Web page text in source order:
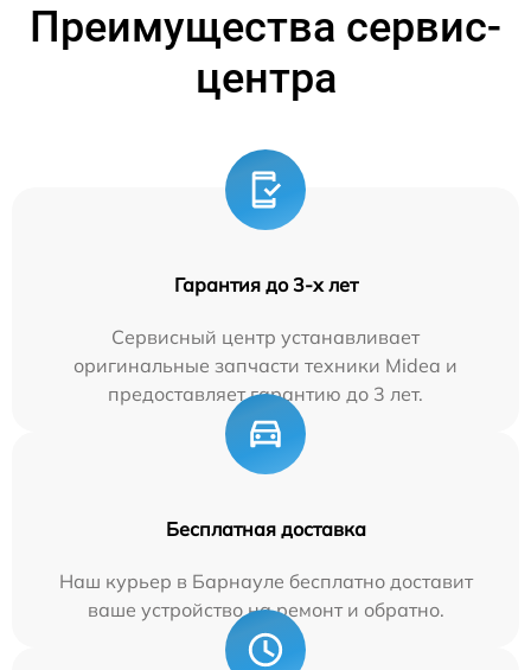
Преимущества сервис-
центра
Гарантия до 3-х лет
Сервисный центр устанавливает
оригинальные запчасти техники Midea и
предоставляет гарантию до 3 лет.
Бесплатная доставка
Наш курьер в Барнауле бесплатно доставит
ваше устройство на ремонт и обратно.